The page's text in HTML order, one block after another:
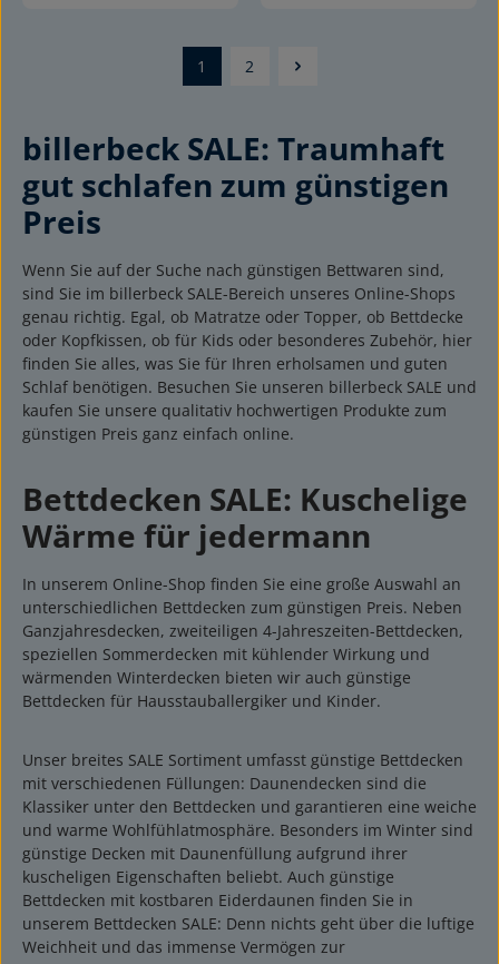
Seite
1 Seite
2
billerbeck SALE: Traumhaft
gut schlafen zum günstigen
Preis
Wenn Sie auf der Suche nach günstigen Bettwaren sind,
sind Sie im billerbeck SALE-Bereich unseres Online-Shops
genau richtig. Egal, ob Matratze oder Topper, ob Bettdecke
oder Kopfkissen, ob für Kids oder besonderes Zubehör, hier
finden Sie alles, was Sie für Ihren erholsamen und guten
Schlaf benötigen. Besuchen Sie unseren billerbeck SALE und
kaufen Sie unsere qualitativ hochwertigen Produkte zum
günstigen Preis ganz einfach online.
Bettdecken SALE: Kuschelige
Wärme für jedermann
In unserem Online-Shop finden Sie eine große Auswahl an
unterschiedlichen Bettdecken zum günstigen Preis. Neben
Ganzjahresdecken, zweiteiligen 4-Jahreszeiten-Bettdecken,
speziellen Sommerdecken mit kühlender Wirkung und
wärmenden Winterdecken bieten wir auch günstige
Bettdecken für Hausstauballergiker und Kinder.
Unser breites SALE Sortiment umfasst günstige Bettdecken
mit verschiedenen Füllungen: Daunendecken sind die
Klassiker unter den Bettdecken und garantieren eine weiche
und warme Wohlfühlatmosphäre. Besonders im Winter sind
günstige Decken mit Daunenfüllung aufgrund ihrer
kuscheligen Eigenschaften beliebt. Auch günstige
Bettdecken mit kostbaren Eiderdaunen finden Sie in
unserem Bettdecken SALE: Denn nichts geht über die luftige
Weichheit und das immense Vermögen zur